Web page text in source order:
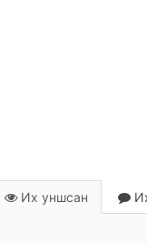
Их уншсан